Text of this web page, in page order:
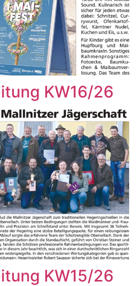
KW16/26
KW15/26